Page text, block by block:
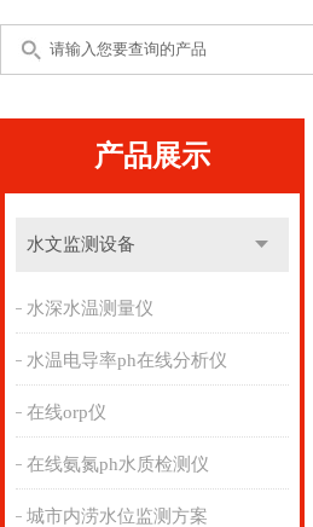
产品展示
水文监测设备
水深水温测量仪
水温电导率ph在线分析仪
在线orp仪
在线氨氮ph水质检测仪
城市内涝水位监测方案